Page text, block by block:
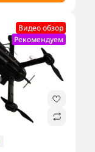
Видео обзор
Рекомендуем